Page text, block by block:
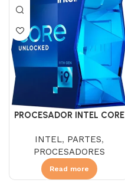
PROCESADOR INTEL CORE
INTEL, PARTES,
PROCESADORES
Read more